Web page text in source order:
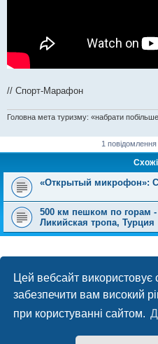
Цей вебсайт
забезпечити вам високий
при користуванні сайтом.
// Спорт-Марафон
Головна мета туризму: «набрати
1 повідомлення
«Открытый микрофон»:
500 км пешком по горам -
Ликийская тропа, Турция
ХТО ЗАРАЗ ОНЛАЙН
Зараз переглядають цей форум:
Магазин спорядження
Працює на phpBB®